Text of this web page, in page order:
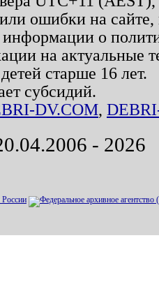
ошибки на
информации о
на актуальные
старше 16 лет.
субсидий.
DV.COM,
- 2026